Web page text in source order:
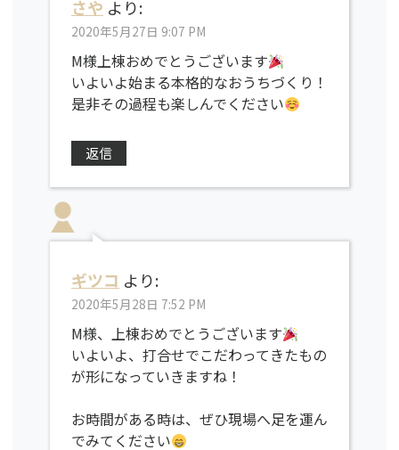
さや より:
2020年5月27日 9:07 PM
M様上棟おめでとうございます
いよいよ始まる本格的なおうちづくり！
是非その過程も楽しんでください
返信
ギツコ より:
2020年5月28日 7:52 PM
M様、上棟おめでとうございます
いよいよ、打合せでこだわってきたもの
が形になっていきますね！
お時間がある時は、ぜひ現場へ足を運ん
でみてください